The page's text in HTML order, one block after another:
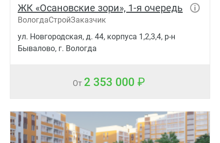
ЖК «Осановские зори», 1-я очередь
ВологдаСтройЗаказчик
ул. Новгородская, д. 44, корпуса 1,2,3,4, р-н
Бывалово, г. Вологда
От 2 353 000